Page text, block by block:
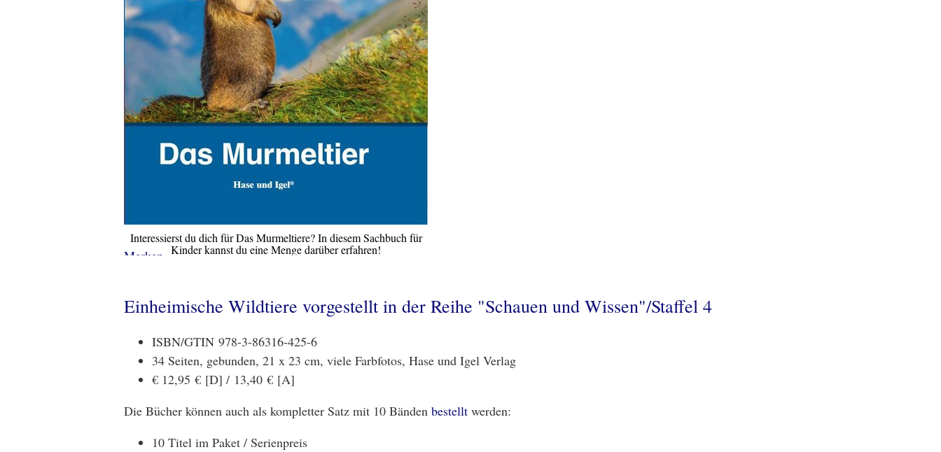
Interessierst du dich für Das Murmeltiere? In diesem Sachbuch für
Kinder kannst du eine Menge darüber erfahren!
Merken
Einheimische Wildtiere vorgestellt in der Reihe "Schauen und Wissen"/Staffel 4
ISBN/GTIN 978-3-86316-425-6
34 Seiten, gebunden, 21 x 23 cm, viele Farbfotos, Hase und Igel Verlag
€ 12,95 € [D] / 13,40 € [A]
Die Bücher können auch als kompletter Satz mit 10 Bänden bestellt werden:
10 Titel im Paket / Serienpreis